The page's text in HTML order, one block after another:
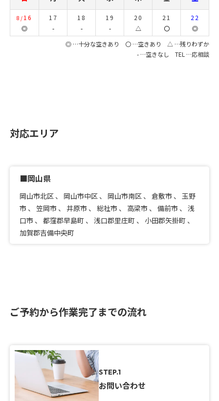
8/ 16
◎
17
-
18
-
19
-
20
△
21
〇
22
◎
◎ …十分な空きあり 〇 …空きあり △ …残りわずか
- …空きなし TEL …応相談
対応エリア
■岡山県
岡山市北区 、 岡山市中区 、 岡山市南区 、 倉敷市 、 玉野
市 、 笠岡市 、 井原市 、 総社市 、 高梁市 、 備前市 、 浅
口市 、 都窪郡早島町 、 浅口郡里庄町 、 小田郡矢掛町 、
加賀郡吉備中央町
ご予約から作業完了までの流れ
STEP.1
お問い合わせ